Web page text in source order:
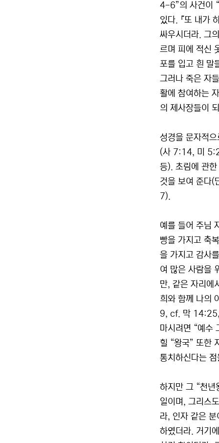
4-6”의 사건이
있다. 『또 내가
싸우시더라. 그
르며 피에 적신
포를 입고 흰 말
그러나 죽은 자
활에 참여하는
의 제사장들이
성경을 문자적
(사 7:14, 미
등). 초림에 관
것을 보여 준
7).
예를 들어 주님
빵을 가지고 축
을 가지고 감사
여 많은 사람을
만, 같은 자리에
희와 함께 나의
9, cf. 막 14:25,
마시려면 “예수
힐 “왕국” 또한
통치하신다는
하지만 그 “천년
일이며, 그리스
라, 인자 같은
하였더라. 거기